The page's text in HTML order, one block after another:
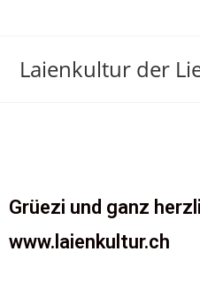
Laienkultur der
Grüezi und ganz
www.laienkultur.ch